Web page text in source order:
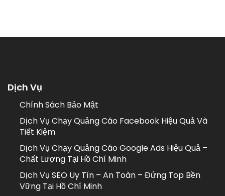
Dịch Vụ
Chính Sách Bảo Mật
Dịch Vụ Chạy Quảng Cáo Facebook Hiệu Quả Và
Tiết Kiệm
Dịch Vụ Chạy Quảng Cáo Google Ads Hiệu Quả –
Chất Lượng Tại Hồ Chí Minh
Dịch Vụ SEO Uy Tín – An Toàn – Đứng Top Bền
Vững Tại Hồ Chí Minh